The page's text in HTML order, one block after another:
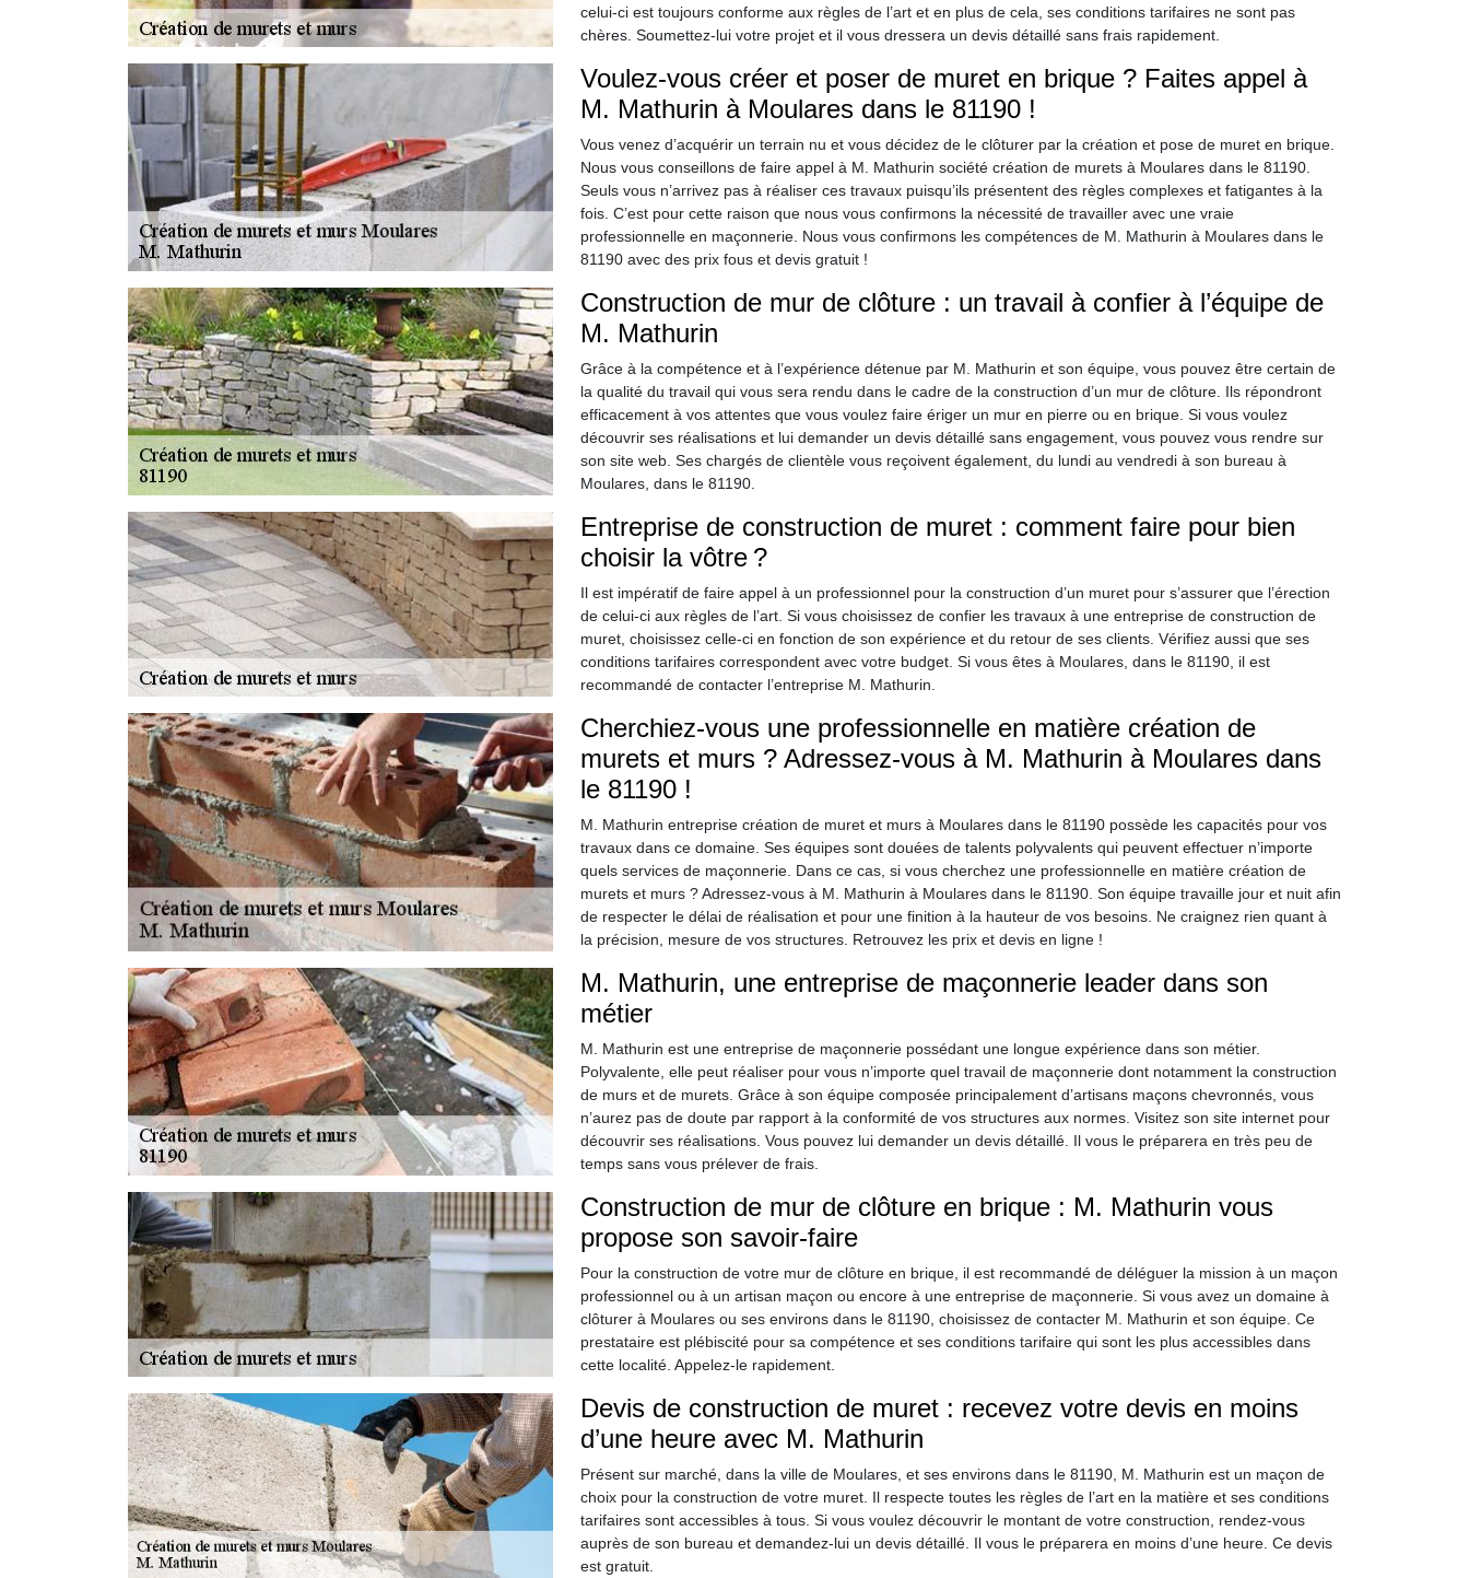
celui-ci est toujours conforme aux règles de l’art et en plus de cela, ses conditions tarifaires ne sont pas
chères. Soumettez-lui votre projet et il vous dressera un devis détaillé sans frais rapidement.
Voulez-vous créer et poser de muret en brique ? Faites appel à
M. Mathurin à Moulares dans le 81190 !
Vous venez d’acquérir un terrain nu et vous décidez de le clôturer par la création et pose de muret en brique.
Nous vous conseillons de faire appel à M. Mathurin société création de murets à Moulares dans le 81190.
Seuls vous n’arrivez pas à réaliser ces travaux puisqu’ils présentent des règles complexes et fatigantes à la
fois. C’est pour cette raison que nous vous confirmons la nécessité de travailler avec une vraie
professionnelle en maçonnerie. Nous vous confirmons les compétences de M. Mathurin à Moulares dans le
81190 avec des prix fous et devis gratuit !
Construction de mur de clôture : un travail à confier à l’équipe de
M. Mathurin
Grâce à la compétence et à l’expérience détenue par M. Mathurin et son équipe, vous pouvez être certain de
la qualité du travail qui vous sera rendu dans le cadre de la construction d’un mur de clôture. Ils répondront
efficacement à vos attentes que vous voulez faire ériger un mur en pierre ou en brique. Si vous voulez
découvrir ses réalisations et lui demander un devis détaillé sans engagement, vous pouvez vous rendre sur
son site web. Ses chargés de clientèle vous reçoivent également, du lundi au vendredi à son bureau à
Moulares, dans le 81190.
Entreprise de construction de muret : comment faire pour bien
choisir la vôtre ?
Il est impératif de faire appel à un professionnel pour la construction d’un muret pour s’assurer que l’érection
de celui-ci aux règles de l’art. Si vous choisissez de confier les travaux à une entreprise de construction de
muret, choisissez celle-ci en fonction de son expérience et du retour de ses clients. Vérifiez aussi que ses
conditions tarifaires correspondent avec votre budget. Si vous êtes à Moulares, dans le 81190, il est
recommandé de contacter l’entreprise M. Mathurin.
Cherchiez-vous une professionnelle en matière création de
murets et murs ? Adressez-vous à M. Mathurin à Moulares dans
le 81190 !
M. Mathurin entreprise création de muret et murs à Moulares dans le 81190 possède les capacités pour vos
travaux dans ce domaine. Ses équipes sont douées de talents polyvalents qui peuvent effectuer n’importe
quels services de maçonnerie. Dans ce cas, si vous cherchez une professionnelle en matière création de
murets et murs ? Adressez-vous à M. Mathurin à Moulares dans le 81190. Son équipe travaille jour et nuit afin
de respecter le délai de réalisation et pour une finition à la hauteur de vos besoins. Ne craignez rien quant à
la précision, mesure de vos structures. Retrouvez les prix et devis en ligne !
M. Mathurin, une entreprise de maçonnerie leader dans son
métier
M. Mathurin est une entreprise de maçonnerie possédant une longue expérience dans son métier.
Polyvalente, elle peut réaliser pour vous n’importe quel travail de maçonnerie dont notamment la construction
de murs et de murets. Grâce à son équipe composée principalement d’artisans maçons chevronnés, vous
n’aurez pas de doute par rapport à la conformité de vos structures aux normes. Visitez son site internet pour
découvrir ses réalisations. Vous pouvez lui demander un devis détaillé. Il vous le préparera en très peu de
temps sans vous prélever de frais.
Construction de mur de clôture en brique : M. Mathurin vous
propose son savoir-faire
Pour la construction de votre mur de clôture en brique, il est recommandé de déléguer la mission à un maçon
professionnel ou à un artisan maçon ou encore à une entreprise de maçonnerie. Si vous avez un domaine à
clôturer à Moulares ou ses environs dans le 81190, choisissez de contacter M. Mathurin et son équipe. Ce
prestataire est plébiscité pour sa compétence et ses conditions tarifaire qui sont les plus accessibles dans
cette localité. Appelez-le rapidement.
Devis de construction de muret : recevez votre devis en moins
d’une heure avec M. Mathurin
Présent sur marché, dans la ville de Moulares, et ses environs dans le 81190, M. Mathurin est un maçon de
choix pour la construction de votre muret. Il respecte toutes les règles de l’art en la matière et ses conditions
tarifaires sont accessibles à tous. Si vous voulez découvrir le montant de votre construction, rendez-vous
auprès de son bureau et demandez-lui un devis détaillé. Il vous le préparera en moins d’une heure. Ce devis
est gratuit.